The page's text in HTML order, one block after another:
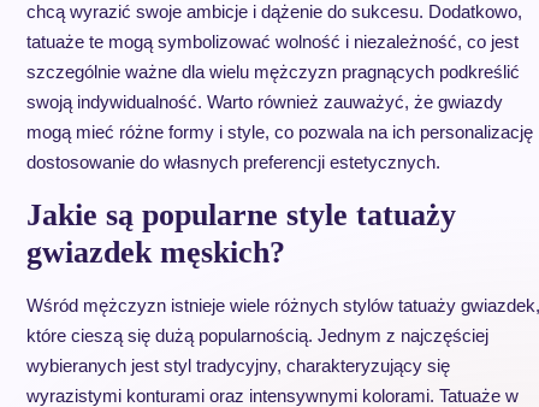
chcą wyrazić swoje ambicje i dążenie do sukcesu. Dodatkowo,
tatuaże te mogą symbolizować wolność i niezależność, co jest
szczególnie ważne dla wielu mężczyzn pragnących podkreślić
swoją indywidualność. Warto również zauważyć, że gwiazdy
mogą mieć różne formy i style, co pozwala na ich personalizację
dostosowanie do własnych preferencji estetycznych.
Jakie są popularne style tatuaży
gwiazdek męskich?
Wśród mężczyzn istnieje wiele różnych stylów tatuaży gwiazdek,
które cieszą się dużą popularnością. Jednym z najczęściej
wybieranych jest styl tradycyjny, charakteryzujący się
wyrazistymi konturami oraz intensywnymi kolorami. Tatuaże w